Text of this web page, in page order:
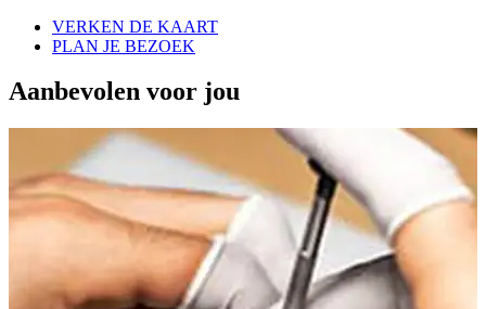
VERKEN DE KAART
PLAN JE BEZOEK
Aanbevolen voor jou